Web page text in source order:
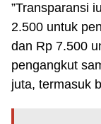
”Transparansi
2.500 untuk
dan Rp 7.500
pengangkut
juta, termasuk